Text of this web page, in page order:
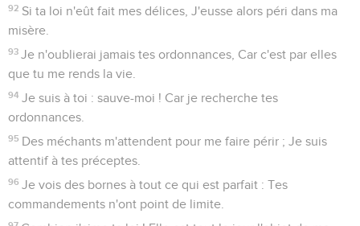
92 Si ta loi n'eût fait mes délices, J'eusse alors péri dans ma
misère.
93 Je n'oublierai jamais tes ordonnances, Car c'est par elles
que tu me rends la vie.
94 Je suis à toi : sauve-moi ! Car je recherche tes
ordonnances.
95 Des méchants m'attendent pour me faire périr ; Je suis
attentif à tes préceptes.
96 Je vois des bornes à tout ce qui est parfait : Tes
commandements n'ont point de limite.